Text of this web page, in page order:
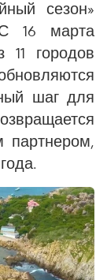
сезон»
16 марта
11 городов
шаг для